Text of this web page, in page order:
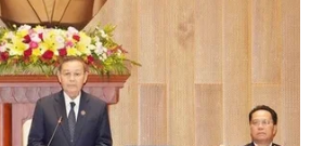
#tài khoản #dấu hiệu bất thường